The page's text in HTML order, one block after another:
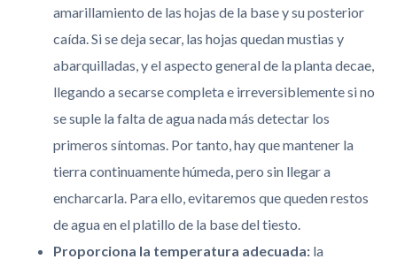
amarillamiento de las hojas de la base y su posterior
caída. Si se deja secar, las hojas quedan mustias y
abarquilladas, y el aspecto general de la planta decae,
llegando a secarse completa e irreversiblemente si no
se suple la falta de agua nada más detectar los
primeros síntomas. Por tanto, hay que mantener la
tierra continuamente húmeda, pero sin llegar a
encharcarla. Para ello, evitaremos que queden restos
de agua en el platillo de la base del tiesto.
Proporciona la temperatura adecuada: la